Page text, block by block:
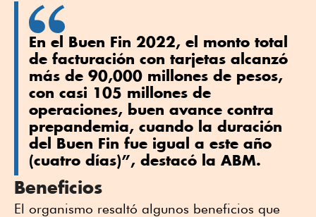
En el Buen Fin 2022, el monto total
de facturación con tarjetas alcanzó
más de 90,000 millones de pesos,
con casi 105 millones de
operaciones, buen avance contra
prepandemia, cuando la duración
del Buen Fin fue igual a este año
(cuatro días)”, destacó la ABM.
Beneficios
El organismo resaltó algunos beneficios que